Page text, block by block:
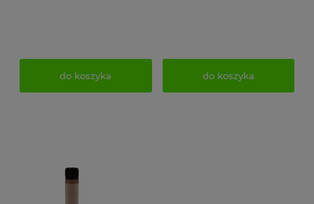
do koszyka do koszyka